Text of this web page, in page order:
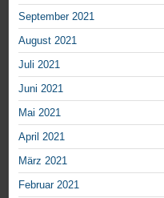
September 2021
August 2021
Juli 2021
Juni 2021
Mai 2021
April 2021
März 2021
Februar 2021